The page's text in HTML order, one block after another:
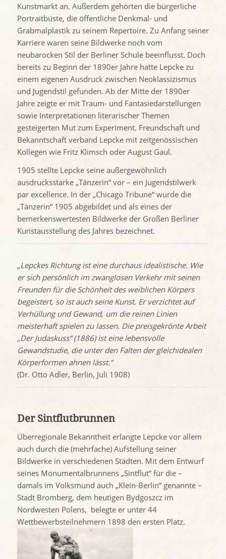
Kunstmarkt an. Außerdem gehörten die bürgerliche
Portraitbüste, die öffentliche Denkmal- und
Grabmalplastik zu seinem Repertoire. Zu Anfang seiner
Karriere waren seine Bildwerke noch vom
neubarocken Stil der Berliner Schule beeinflusst. Doch
bereits zu Beginn der 1890er Jahre hatte Lepcke zu
einem eigenen Ausdruck zwischen Neoklassizismus
und Jugendstil gefunden. Ab der Mitte der 1890er
Jahre zeigte er mit Traum- und Fantasiedarstellungen
sowie Interpretationen literarischer Themen
gesteigerten Mut zum Experiment. Freundschaft und
Bekanntschaft verband Lepcke mit zeitgenössischen
Kollegen wie Fritz Klimsch oder August Gaul.
1905 stellte Lepcke seine außergewöhnlich
ausdrucksstarke „Tänzerin“ vor – ein Jugendstilwerk
par excellence. In der „Chicago Tribune“ wurde die
„Tänzerin“ 1905 abgebildet und als eines der
bemerkenswertesten Bildwerke der Großen Berliner
Kunstausstellung des Jahres bezeichnet.
„Lepckes Richtung ist eine durchaus idealistische. Wie
er sich persönlich im zwanglosen Verkehr mit seinen
Freunden für die Schönheit des weiblichen Körpers
begeistert, so ist auch seine Kunst. Er verzichtet auf
Verhüllung und Gewand, um die reinen Linien
meisterhaft spielen zu lassen. Die preisgekrönte Arbeit
„Der Judaskuss“ (1886) ist eine lebensvolle
Gewandstudie, die unter den Falten der gleichidealen
Körperformen ahnen lässt.“
(Dr. Otto Adler, Berlin, Juli 1908)
Der Sintflutbrunnen
Überregionale Bekanntheit erlangte Lepcke vor allem
auch durch die (mehrfache) Aufstellung seiner
Bildwerke in verschiedenen Städten. Mit dem Entwurf
seines Monumentalbrunnens „Sintflut“ für die –
damals im Volksmund auch „Klein-Berlin“ genannte –
Stadt Bromberg, dem heutigen Bydgoszcz im
Nordwesten Polens, belegte er unter 44
Wettbewerbsteilnehmern 1898 den ersten Platz.